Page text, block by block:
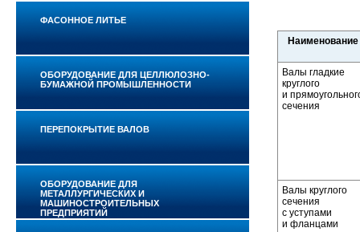
Наименование
Валы гладкие
круглого
и
сечения
Валы круглого
сечения
с уступами
и фланцами
ФАСОННОЕ ЛИТЬЕ
ОБОРУДОВАНИЕ ДЛЯ ЦЕЛЛЮЛОЗНО-
БУМАЖНОЙ ПРОМЫШЛЕННОСТИ
ПЕРЕПОКРЫТИЕ ВАЛОВ
ОБОРУДОВАНИЕ ДЛЯ
МЕТАЛЛУРГИЧЕСКИХ И
МАШИНОСТРОИТЕЛЬНЫХ
ПРЕДПРИЯТИЙ